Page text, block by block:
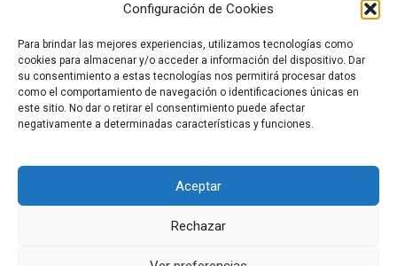
Configuración de Cookies
Para brindar las mejores experiencias, utilizamos tecnologías como
cookies para almacenar y/o acceder a información del dispositivo. Dar
su consentimiento a estas tecnologías nos permitirá procesar datos
como el comportamiento de navegación o identificaciones únicas en
este sitio. No dar o retirar el consentimiento puede afectar
negativamente a determinadas características y funciones.
Aceptar
Rechazar
Política de privacidad Aviso legal
Política de cookies
Declaración de accesibilidad
©2026 Puntodis. Todos los derechos reservados. Prohibida la